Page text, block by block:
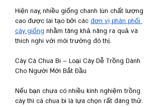
Hiện nay, nhiều giống chanh lùn chất lượng
cao được lai tạo bởi các đơn vị phân phối
cây giống nhằm tăng khả năng ra quả và
thích nghi với môi trường đô thị.
Cây Cà Chua Bi – Loại Cây Dễ Trồng Dành
Cho Người Mới Bắt Đầu
Nếu bạn chưa có nhiều kinh nghiệm trồng
cây thì cà chua bi là lựa chọn rất đáng thử.